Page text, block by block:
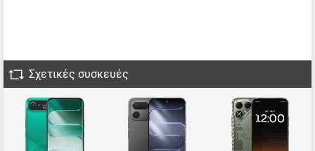
Σχετικές συσκευές